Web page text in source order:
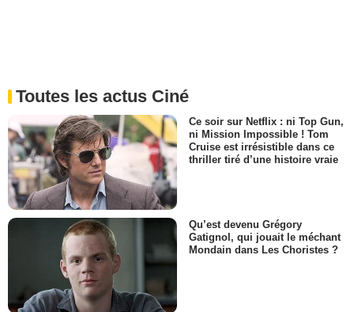
Toutes les actus Ciné
Ce soir sur Netflix : ni Top Gun,
ni Mission Impossible ! Tom
Cruise est irrésistible dans ce
thriller tiré d’une histoire vraie
Qu’est devenu Grégory
Gatignol, qui jouait le méchant
Mondain dans Les Choristes ?